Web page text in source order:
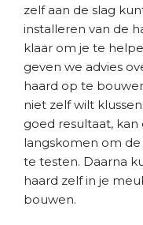
zelf aan de slag
installeren van de
klaar om je te
geven we advies
haard op te
niet zelf wilt
goed resultaat,
langskomen om
te testen. Daarna
haard zelf in je
bouwen.